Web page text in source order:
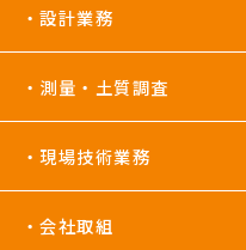
設計業務
測量・土質調査
現場技術業務
会社取組